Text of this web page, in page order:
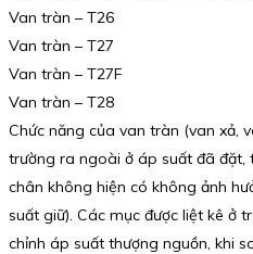
Van tràn – T26
Van tràn – T27
Van tràn – T27F
Van tràn – T28
Chức năng của van tràn (van xả,
trường ra ngoài ở áp suất đã
chân không hiện có không ảnh
suất giữ). Các mục được liệt kê ở
chỉnh áp suất thượng nguồn, khi